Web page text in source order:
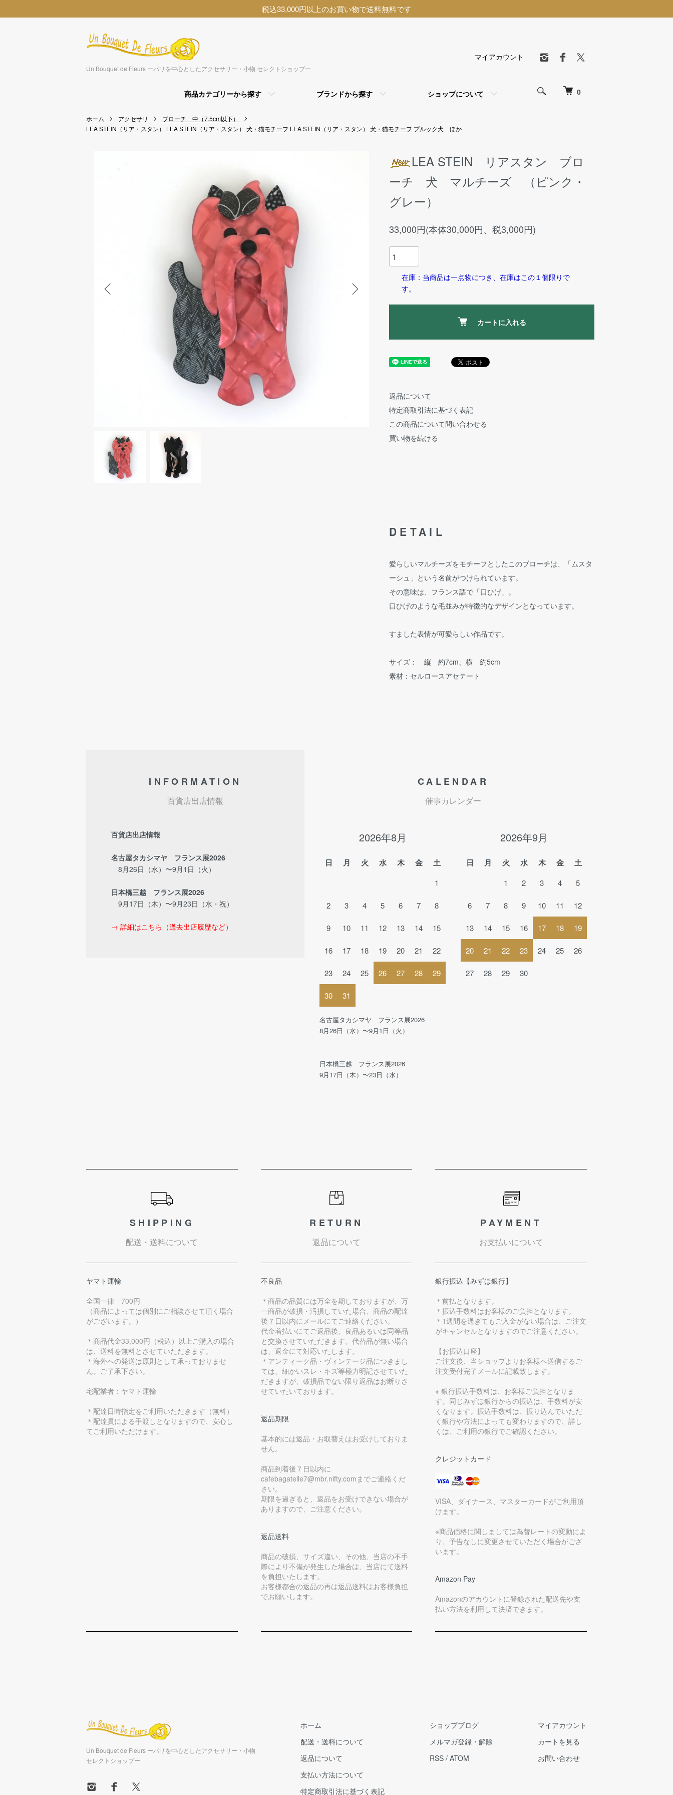
税込33,000円以上のお買い物で送料無料です
Un Bouquet de Fleurs ーパリを中心としたアクセサリー・小物 セレクトショップー
0
商品カテゴリーから探す ブランドから探す ショップについて
マイアカウント
ホーム アクセサリ
ブローチ 中（7.5cm以下）
LEA STEIN（リア・スタン）
LEA STEIN（リア・スタン） 犬・猫モチーフ LEA STEIN（リア・スタン） 犬・猫モチーフ プルック犬 ほか
LEA STEIN リアスタン ブロ
ーチ 犬 マルチーズ （ピンク・
グレー）
33,000円(本体30,000円、税3,000円)
在庫：当商品は一点物につき、在庫はこの１個限りで
す。
カートに入れる
返品について
特定商取引法に基づく表記
この商品について問い合わせる
買い物を続ける
DETAIL
愛らしいマルチーズをモチーフとしたこのブローチは、「ムスタ
ーシュ」という名前がつけられています。
その意味は、フランス語で「口ひげ」。
口ひげのような毛並みが特徴的なデザインとなっています。
すました表情が可愛らしい作品です。
サイズ： 縦 約7cm、横 約5cm
素材：セルロースアセテート
INFORMATION
百貨店出店情報
百貨店出店情報
名古屋タカシマヤ フランス展2026
8月26日（水）〜9月1日（火）
日本橋三越 フランス展2026
9月17日（木）〜9月23日（水・祝）
→ 詳細はこちら（過去出店履歴など）
CALENDAR
催事カレンダー
2026年8月
日 月 火 水 木 金 土
1
2 3 4 5 6 7 8
9 10 11 12 13 14 15
16 17 18 19 20 21 22
23 24 25 26 27 28 29
30 31
2026年9月
日 月 火 水 木 金 土
1 2 3 4 5
6 7 8 9 10 11 12
13 14 15 16 17 18 19
20 21 22 23 24 25 26
27 28 29 30
名古屋タカシマヤ フランス展2026
8月26日（水）〜9月1日（火）
日本橋三越 フランス展2026
9月17日（木）〜23日（水）
SHIPPING
配送・送料について
ヤマト運輸
全国一律 700円
（商品によっては個別にご相談させて頂く場合
がございます。）
＊商品代金33,000円（税込）以上ご購入の場合
は、送料を無料とさせていただきます。
＊海外への発送は原則として承っておりませ
ん。ご了承下さい。
宅配業者：ヤマト運輸
＊配達日時指定をご利用いただきます（無料）
＊配達員による手渡しとなりますので、安心し
てご利用いただけます。
RETURN
返品について
不良品
＊商品の品質には万全を期しておりますが、万
一商品が破損・汚損していた場合、商品の配達
後７日以内にメールにてご連絡ください。
代金着払いにてご返品後、良品あるいは同等品
と交換させていただきます。代替品が無い場合
は、返金にて対応いたします。
＊アンティーク品・ヴィンテージ品につきまし
ては、細かいスレ・キズ等極力明記させていた
だきますが、破損品でない限り返品はお断りさ
せていたいております。
返品期限
基本的には返品・お取替えはお受けしておりま
せん。
商品到着後７日以内に
cafebagatelle7@mbr.nifty.comまでご連絡くだ
さい。
期限を過ぎると、返品をお受けできない場合が
ありますので、ご注意ください。
返品送料
商品の破損、サイズ違い、その他、当店の不手
際により不備が発生した場合は、当店にて送料
を負担いたします。
お客様都合の返品の再は返品送料はお客様負担
でお願いします。
PAYMENT
お支払いについて
銀行振込【みずほ銀行】
＊前払となります。
＊振込手数料はお客様のご負担となります。
＊1週間を過ぎてもご入金がない場合は、ご注文
がキャンセルとなりますのでご注意ください。
【お振込口座】
ご注文後、当ショップよりお客様へ送信するご
注文受付完了メールに記載致します。
※ 銀行振込手数料は、お客様ご負担となりま
す。同じみずほ銀行からの振込は、手数料が安
くなります。振込手数料は、振り込んでいただ
く銀行や方法によっても変わりますので、詳し
くは、ご利用の銀行でご確認ください。
クレジットカード
VISA、ダイナース、マスターカードがご利用頂
けます。
※商品価格に関しましては為替レートの変動によ
り、予告なしに変更させていただく場合がござ
います。
Amazon Pay
Amazonのアカウントに登録された配送先や支
払い方法を利用して決済できます。
Un Bouquet de Fleurs ーパリを中心としたアクセサリー・小物
セレクトショップー
ホーム
配送・送料について
返品について
支払い方法について
特定商取引法に基づく表記
ショップブログ
メルマガ登録・解除
RSS / ATOM
マイアカウント
カートを見る
お問い合わせ